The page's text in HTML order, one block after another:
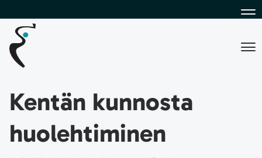
Kentän kunnosta
huolehtiminen